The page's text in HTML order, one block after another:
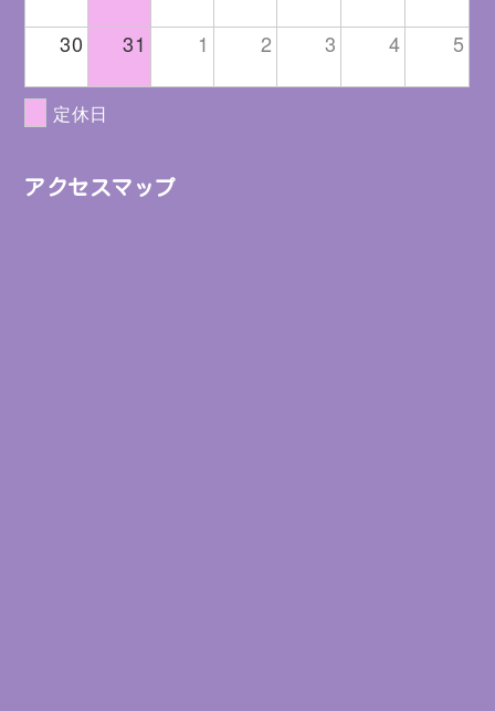
30 31 1 2 3 4 5
定休日
アクセスマップ